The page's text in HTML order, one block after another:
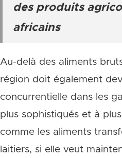
des produits
africains
Au-delà des aliments
région doit également
concurrentielle dans les
plus sophistiqués et à
comme les aliments
laitiers, si elle veut